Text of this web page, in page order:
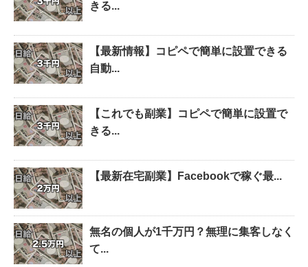
きる...
【最新情報】コピペで簡単に設置できる
自動...
【これでも副業】コピペで簡単に設置で
きる...
【最新在宅副業】Facebookで稼ぐ最...
無名の個人が1千万円？無理に集客しなく
て...